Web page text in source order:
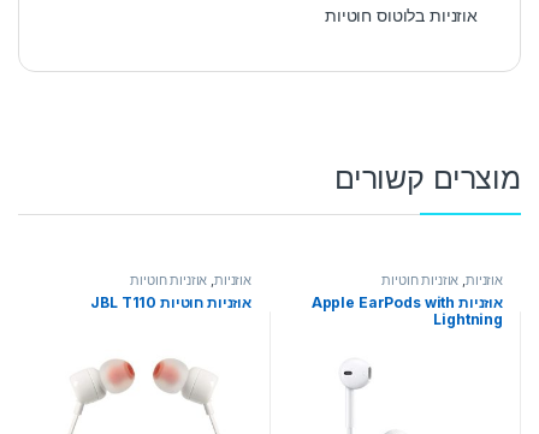
אוזניות בלוטוס חוטיות
מוצרים קשורים
אוזניות, אוזניות חוטיות
אוזניות Apple EarPods with
Lightning
אוזניות, אוזניות חוטיות
אוזניות חוטיות JBL T110